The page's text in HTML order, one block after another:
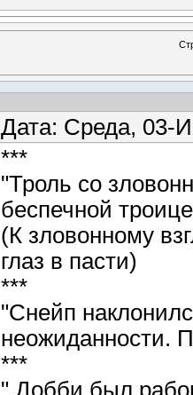
Дата: Среда, 03-
***
"Троль со
беспечной
(К зловонному
глаз в пасти)
***
"Снейп
неожиданности.
***
" Добби был